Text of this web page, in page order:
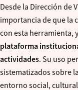
Desde la Dirección de
importancia de que la
con esta herramienta,
plataforma
actividades. Su uso
sistematizados sobre
entorno social,